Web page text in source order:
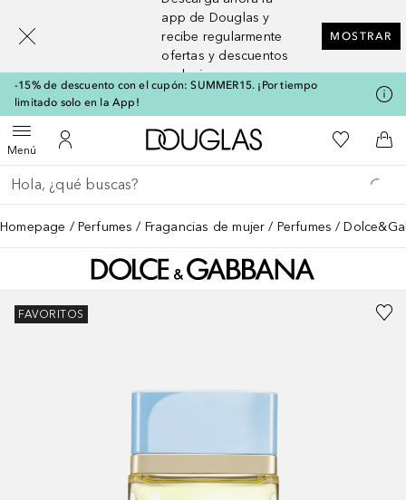
app de Douglas y
recibe regularmente
ofertas y descuentos
exclusivos
MOSTRAR
-15% de descuento con el cupón: SUMMER15. ¡Por tiempo
limitado solo en la App!
MenúAbrir menúMi cuenta
A Douglas HomeMi lista de
A
Regresar
Ejecutar búsqueda
Homepage Perfumes Fragancias de mujer Perfumes
FAVORITOS
[navigation.slideout.screenreader]